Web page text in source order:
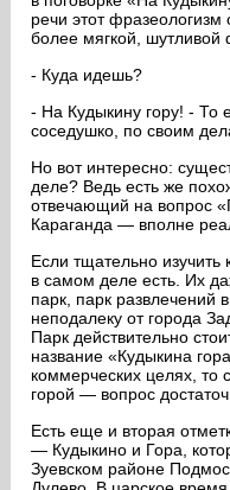
пользователей
речи этот фразеологизм
более мягкой, шутливой
- Куда идешь?
- На Кудыкину гору! - То
соседушко, по своим
Но вот интересно:
деле? Ведь есть же
отвечающий на вопрос
Караганда — вполне
Если тщательно изучить
в самом деле есть. Их
парк, парк развлечений
неподалеку от города
Парк действительно
название «Кудыкина
коммерческих целях, то
горой — вопрос
Есть еще и вторая
— Кудыкино и Гора,
Зуевском районе